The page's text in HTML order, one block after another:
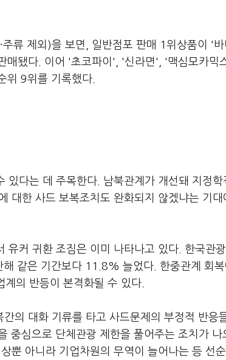
류 제외)을 보면, 일반점포 판매 1위상품이 '
매됐다. 이어 '초코파이', '신라면', '맥심모카믹
위 9위를 기록했다.
있다는 데 주목한다. 남북관계가 개선돼 지정학
대한 사드 보복조치도 완화되지 않겠냐는 기대
유커 귀환 조짐은 이미 나타나고 있다. 한국관
같은 기간보다 11.8% 늘었다. 한중관계 회복
의 반등이 본격화될 수 있다.
의 대화 기류를 타고 사드문제의 부정적 반응
중심으로 단체관광 제한을 풀어주는 조치가 나
뿐 아니라 기업차원의 무역이 늘어나는 등 선